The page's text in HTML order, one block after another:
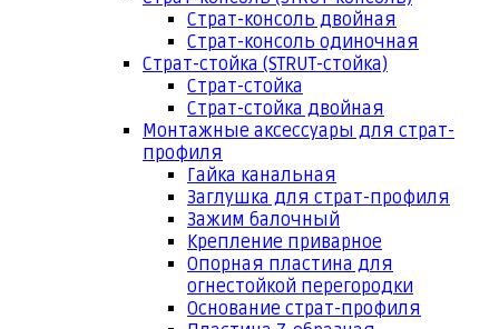
Страт-консоль двойная
Страт-консоль одиночная
Страт-стойка (STRUT-стойка)
Страт-стойка
Страт-стойка двойная
Монтажные аксессуары для страт-
профиля
Гайка канальная
Заглушка для страт-профиля
Зажим балочный
Крепление приварное
Опорная пластина для
огнестойкой перегородки
Основание страт-профиля